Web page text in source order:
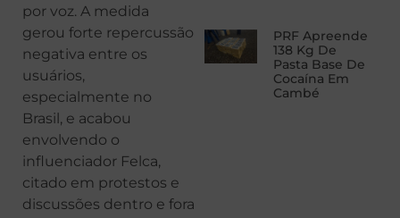
por voz. A medida
gerou forte repercussão
negativa entre os
usuários,
especialmente no
Brasil, e acabou
envolvendo o
influenciador Felca,
citado em protestos e
discussões dentro e fora
PRF Apreende
138 Kg De
Pasta Base De
Cocaína Em
Cambé